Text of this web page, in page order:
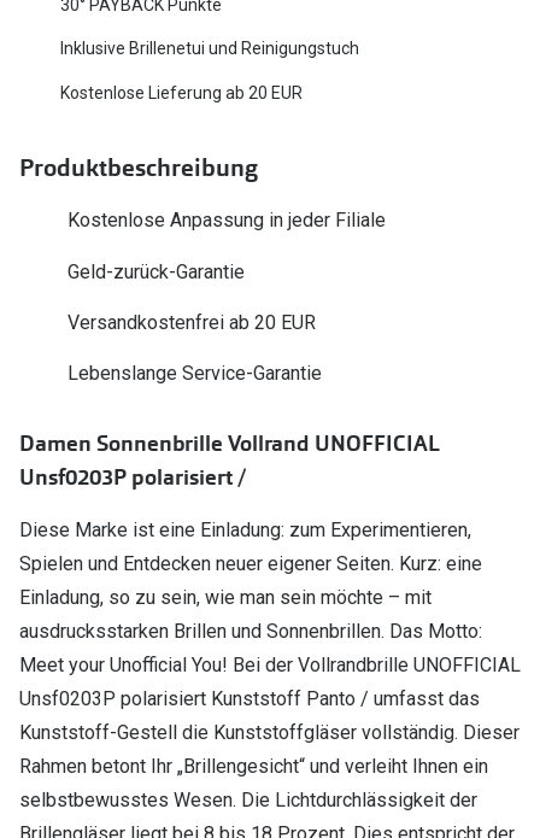
Gläser
Glaspakete
Glasveredelungen
Brillenglas Typen
Transitions Gläser
Zubehör
Brillenbügel
Brillenetuis
Brillenkettchen
30° PAYBACK Punkte
Inklusive Brillenetui und Reinigungstuch
Kostenlose Lieferung ab 20 EUR
Produktbeschreibung
Kostenlose Anpassung in jeder Filiale
Geld-zurück-Garantie
Versandkostenfrei ab 20 EUR
Lebenslange Service-Garantie
Damen Sonnenbrille Vollrand UNOFFICIAL
Unsf0203P polarisiert /
Diese Marke ist eine Einladung: zum Experimentieren,
Spielen und Entdecken neuer eigener Seiten. Kurz: eine
Einladung, so zu sein, wie man sein möchte – mit
ausdrucksstarken Brillen und Sonnenbrillen. Das Motto:
Meet your Unofficial You! Bei der Vollrandbrille UNOFFICIAL
Unsf0203P polarisiert Kunststoff Panto / umfasst das
Kunststoff-Gestell die Kunststoffgläser vollständig. Dieser
Rahmen betont Ihr „Brillengesicht“ und verleiht Ihnen ein
selbstbewusstes Wesen. Die Lichtdurchlässigkeit der